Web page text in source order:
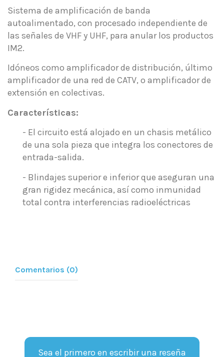
Sistema de amplificación de banda
autoalimentado, con procesado independiente de
las señales de VHF y UHF, para anular los productos
IM2.
Idóneos como amplificador de distribución, último
amplificador de una red de CATV, o amplificador de
extensión en colectivas.
Características:
- El circuito está alojado en un chasis metálico
de una sola pieza que integra los conectores de
entrada-salida.
- Blindajes superior e inferior que aseguran una
gran rigidez mecánica, así como inmunidad
total contra interferencias radioeléctricas
Comentarios (0)
Sea el primero en escribir una reseña